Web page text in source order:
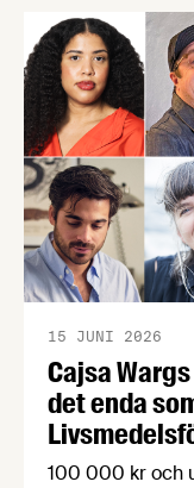
Cajsa
det enda
15 JUNI 2026
100 000 kr och